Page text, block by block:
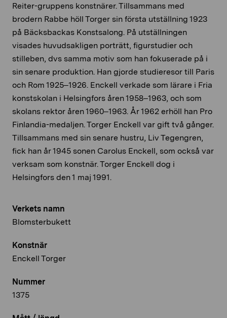
Verkets namn
Blomsterbukett
Konstnär
Enckell Torger
Nummer
1375
Reiter-gruppens konstnärer. Tillsammans med
brodern Rabbe höll Torger sin första utställning 1923
på Bäcksbackas Konstsalong. På utställningen
visades huvudsakligen porträtt, figurstudier och
stilleben, dvs samma motiv som han fokuserade på i
sin senare produktion. Han gjorde studieresor till Paris
och Rom 1925–1926. Enckell verkade som lärare i Fria
konstskolan i Helsingfors åren 1958–1963, och som
skolans rektor åren 1960­–1963. År 1962 erhöll han Pro
Finlandia-medaljen. Torger Enckell var gift två gånger.
Tillsammans med sin senare hustru, Liv Tegengren,
fick han år 1945 sonen Carolus Enckell, som också var
verksam som konstnär. Torger Enckell dog i
Helsingfors den 1 maj 1991.